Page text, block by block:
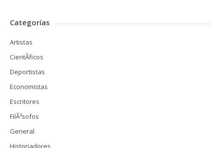
Categorías
Artistas
CientÃ­ficos
Deportistas
Economistas
Escritores
FilÃ³sofos
General
Historiadores